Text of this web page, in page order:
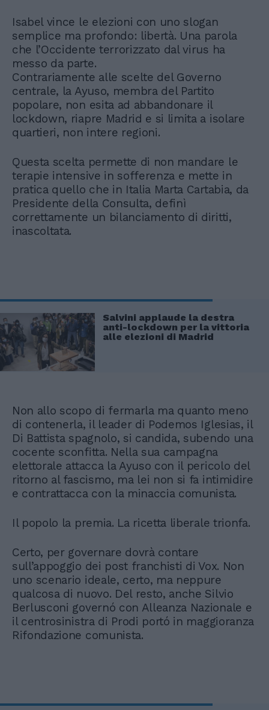
Isabel vince le elezioni con uno slogan
semplice ma profondo: libertà. Una parola
che l’Occidente terrorizzato dal virus ha
messo da parte.
Contrariamente alle scelte del Governo
centrale, la Ayuso, membra del Partito
popolare, non esita ad abbandonare il
lockdown, riapre Madrid e si limita a isolare
quartieri, non intere regioni.
Questa scelta permette di non mandare le
terapie intensive in sofferenza e mette in
pratica quello che in Italia Marta Cartabia, da
Presidente della Consulta, definì
correttamente un bilanciamento di diritti,
inascoltata.
Salvini applaude la destra
anti-lockdown per la vittoria
alle elezioni di Madrid
Non allo scopo di fermarla ma quanto meno
di contenerla, il leader di Podemos Iglesias, il
Di Battista spagnolo, si candida, subendo una
cocente sconfitta. Nella sua campagna
elettorale attacca la Ayuso con il pericolo del
ritorno al fascismo, ma lei non si fa intimidire
e contrattacca con la minaccia comunista.
Il popolo la premia. La ricetta liberale trionfa.
Certo, per governare dovrà contare
sull’appoggio dei post franchisti di Vox. Non
uno scenario ideale, certo, ma neppure
qualcosa di nuovo. Del resto, anche Silvio
Berlusconi governó con Alleanza Nazionale e
il centrosinistra di Prodi portó in maggioranza
Rifondazione comunista.